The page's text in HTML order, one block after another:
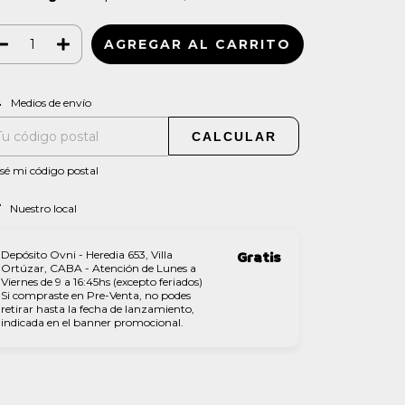
para el CP:
Medios de envío
CALCULAR
mi código postal
Nuestro local
Depósito Ovni - Heredia 653, Villa
Ortúzar, CABA - Atención de Lunes a
Viernes de 9 a 16:45hs (excepto feriados)
Si compraste en Pre-Venta, no podes
retirar hasta la fecha de lanzamiento,
indicada en el banner promocional.
Gratis